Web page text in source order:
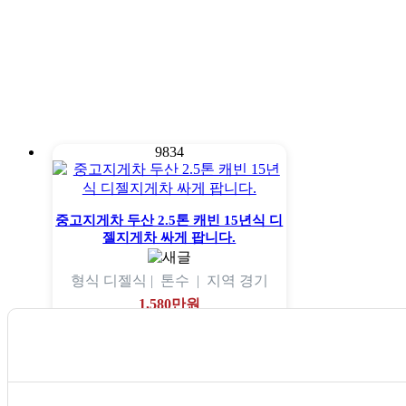
9834
중고지게차 두산 2.5톤 캐빈 15년식 디
젤지게차 싸게 팝니다.
형식 디젤식 | 톤수 지역 경기
1,580만원